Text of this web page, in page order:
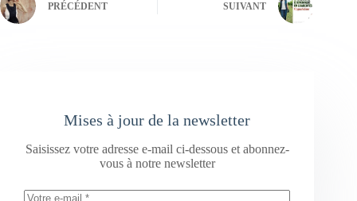
PRÉCÉDENT SUIVANT
Mises à jour de la newsletter
Saisissez votre adresse e-mail ci-dessous et abonnez-
vous à notre newsletter